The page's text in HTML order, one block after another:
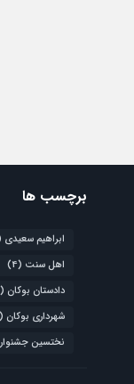
برچسب ها
ابراهیم سعیدی
اهل سنت (4)
دادستان بوکان (6)
شهرداری بوکان (10)
نختسین